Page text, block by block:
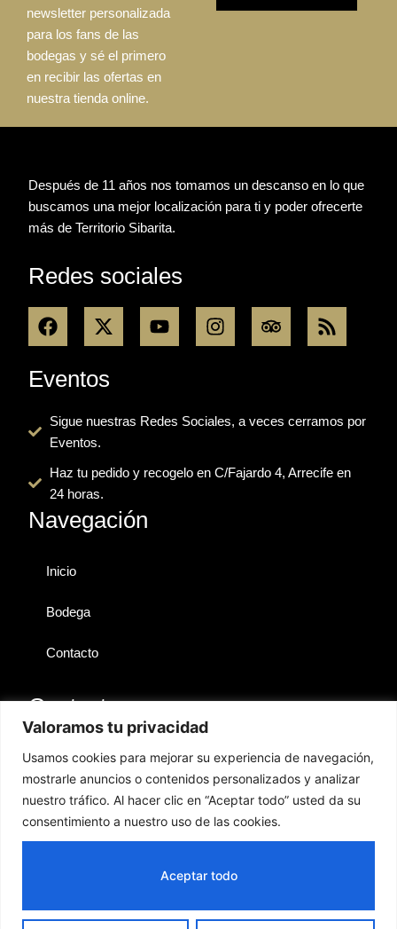
Valoramos tu privacidad
Usamos cookies para mejorar su experiencia de navegación,
mostrarle anuncios o contenidos personalizados y analizar
nuestro tráfico. Al hacer clic en “Aceptar todo” usted da su
consentimiento a nuestro uso de las cookies.
Aceptar todo
newsletter personalizada
para los fans de las
bodegas y sé el primero
en recibir las ofertas en
nuestra tienda online.
Después de 11 años nos tomamos un descanso en lo que
buscamos una mejor localización para ti y poder ofrecerte
más de Territorio Sibarita.
Redes sociales
F
a
e
b
o
o
k
X
-
w
i
t
t
r
Y
o
b
e
I
n
g
r
m
T
r
d
v
s
R
s
Eventos
Sigue nuestras Redes Sociales, a veces cerramos por
Eventos.
Haz tu pedido y recogelo en C/Fajardo 4, Arrecife en
24 horas.
Navegación
Inicio
Bodega
Contacto
Contactos
hola@territoriosibarita.com
+34 676 361 778
GESTIÓN
PRODUCTOS
reservados